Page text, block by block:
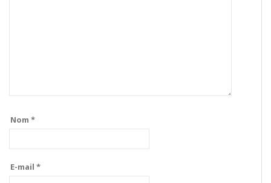
Nom *
E-mail *